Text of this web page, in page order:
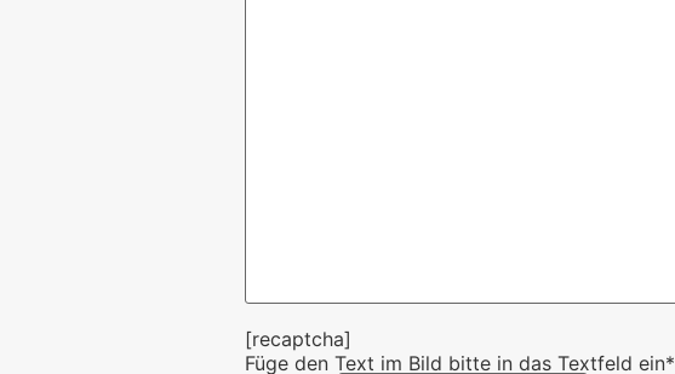
[recaptcha]
Füge den Text im Bild bitte in das Textfeld ein*